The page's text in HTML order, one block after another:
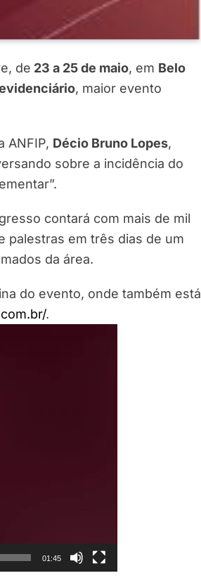
de 23 a 25 de maio, em Belo
, maior evento
ANFIP, Décio Bruno Lopes,
sobre a incidência do
contará com mais de mil
palestras em três dias de um
da área.
do evento, onde também está
.
01:45